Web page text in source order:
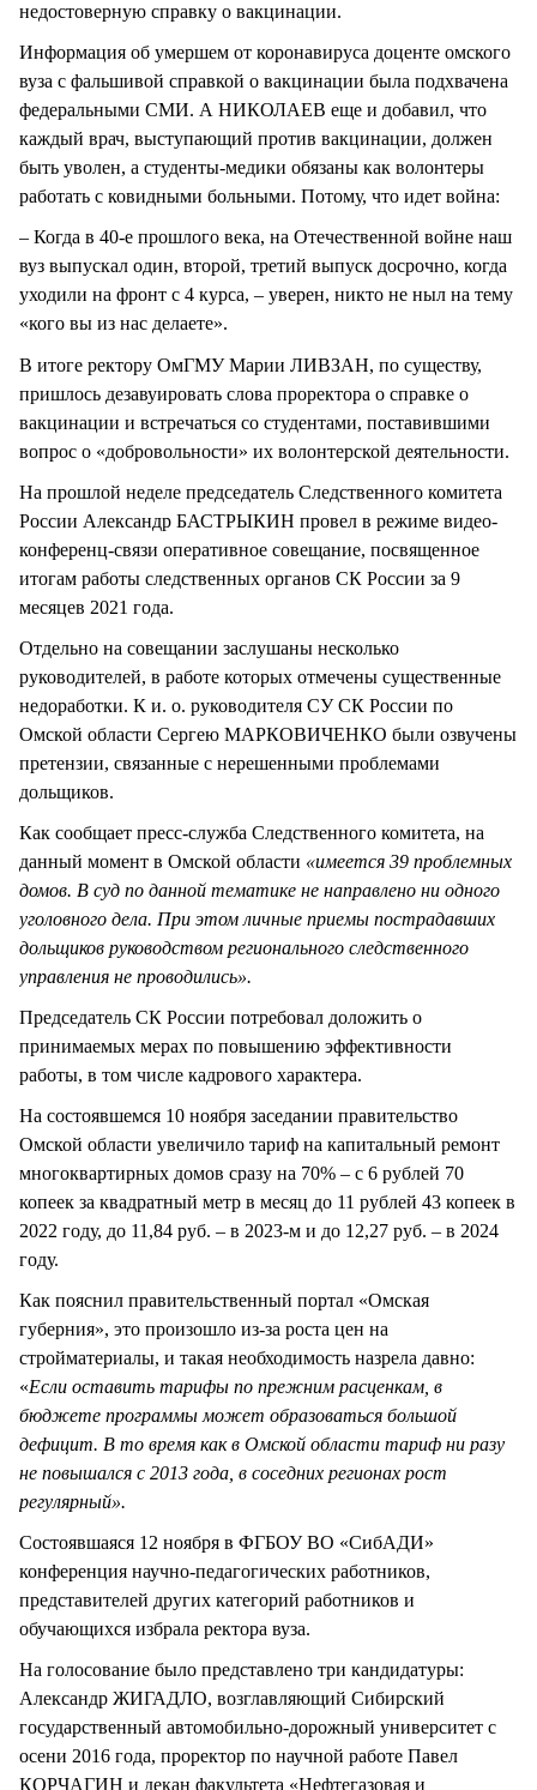
недостоверную справку о вакцинации.
Информация об умершем от коронавируса доценте омского
вуза с фальшивой справкой о вакцинации была подхвачена
федеральными СМИ. А НИКОЛАЕВ еще и добавил, что
каждый врач, выступающий против вакцинации, должен
быть уволен, а студенты-медики обязаны как волонтеры
работать с ковидными больными. Потому, что идет война:
– Когда в 40-е прошлого века, на Отечественной войне наш
вуз выпускал один, второй, третий выпуск досрочно, когда
уходили на фронт с 4 курса, – уверен, никто не ныл на тему
«кого вы из нас делаете».
В итоге ректору ОмГМУ Марии ЛИВЗАН, по существу,
пришлось дезавуировать слова проректора о справке о
вакцинации и встречаться со студентами, поставившими
вопрос о «добровольности» их волонтерской деятельности.
На прошлой неделе председатель Следственного комитета
России Александр БАСТРЫКИН провел в режиме видео-
конференц-связи оперативное совещание, посвященное
итогам работы следственных органов СК России за 9
месяцев 2021 года.
Отдельно на совещании заслушаны несколько
руководителей, в работе которых отмечены существенные
недоработки. К и. о. руководителя СУ СК России по
Омской области Сергею МАРКОВИЧЕНКО были озвучены
претензии, связанные с нерешенными проблемами
дольщиков.
Как сообщает пресс-служба Следственного комитета, на
данный момент в Омской области «имеется 39 проблемных
домов. В суд по данной тематике не направлено ни одного
уголовного дела. При этом личные приемы пострадавших
дольщиков руководством регионального следственного
управления не проводились».
Председатель СК России потребовал доложить о
принимаемых мерах по повышению эффективности
работы, в том числе кадрового характера.
На состоявшемся 10 ноября заседании правительство
Омской области увеличило тариф на капитальный ремонт
многоквартирных домов сразу на 70% – с 6 рублей 70
копеек за квадратный метр в месяц до 11 рублей 43 копеек в
2022 году, до 11,84 руб. – в 2023-м и до 12,27 руб. – в 2024
году.
Как пояснил правительственный портал «Омская
губерния», это произошло из-за роста цен на
стройматериалы, и такая необходимость назрела давно:
«Если оставить тарифы по прежним расценкам, в
бюджете программы может образоваться большой
дефицит. В то время как в Омской области тариф ни разу
не повышался с 2013 года, в соседних регионах рост
регулярный».
Состоявшаяся 12 ноября в ФГБОУ ВО «СибАДИ»
конференция научно-педагогических работников,
представителей других категорий работников и
обучающихся избрала ректора вуза.
На голосование было представлено три кандидатуры:
Александр ЖИГАДЛО, возглавляющий Сибирский
государственный автомобильно-дорожный университет с
осени 2016 года, проректор по научной работе Павел
КОРЧАГИН и декан факультета «Нефтегазовая и